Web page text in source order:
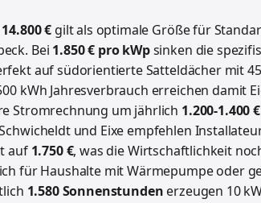
€ gilt als optimale Größe für
Bei 1.850 € pro kWpsinken die
auf südorientierte Satteldächer mit
kWh Jahresverbrauch erreichen damit
Stromrechnung um jährlich 1.200-1.400 €
und Eixe empfehlen
auf 1.750 €, was die Wirtschaftlichkeit
für Haushalte mit Wärmepumpe oder
1.580 Sonnenstunden erzeugen 10